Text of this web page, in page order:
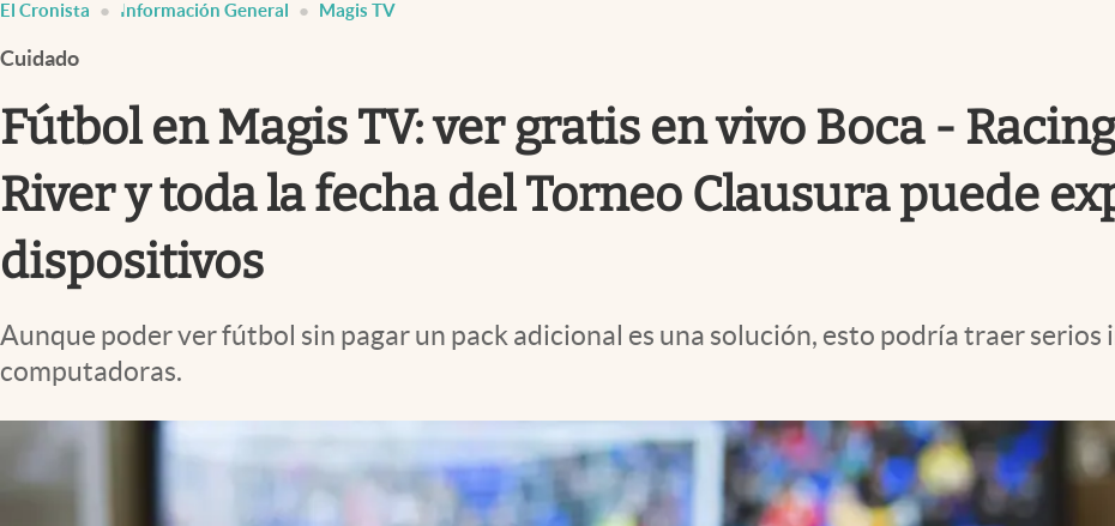
Infotechnology
Clase
Clima
Mundial 2026
Eventos Corporativos
El Cronista Studio
abre en nueva pestaña
El Cronista Información General Magis TV
Cuidado
Fútbol en Magis TV: ver gratis en vivo Boca -
River y toda la fecha del Torneo Clausura puede
dispositivos
Aunque poder ver fútbol sin pagar un pack adicional es una solución, esto podría traer
computadoras.